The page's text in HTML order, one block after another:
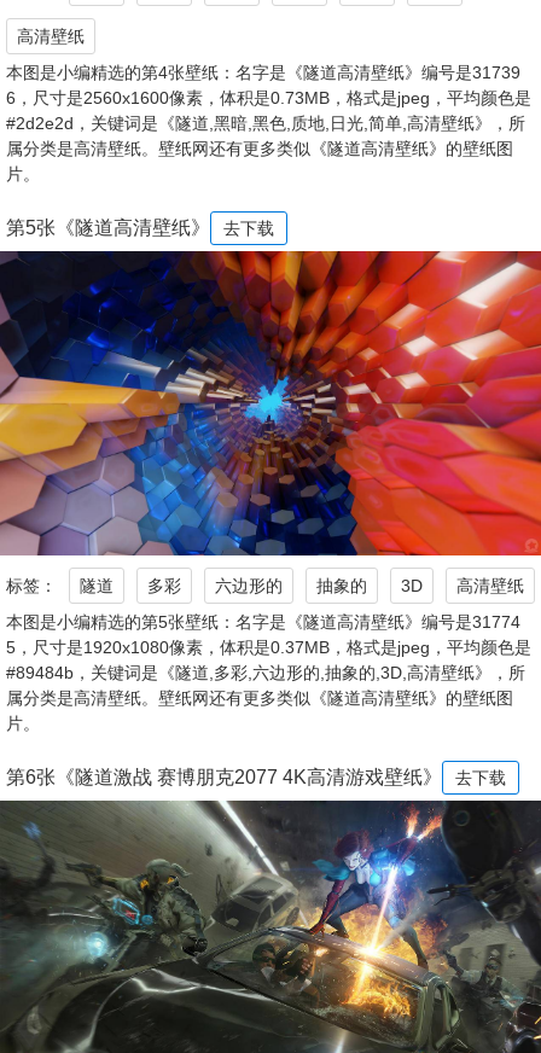
高清壁纸
本图是小编精选的第4张壁纸：名字是《隧道高清壁纸》编号是31739
6，尺寸是2560x1600像素，体积是0.73MB，格式是jpeg，平均颜色是
#2d2e2d，关键词是《隧道,黑暗,黑色,质地,日光,简单,高清壁纸》，所
属分类是高清壁纸。壁纸网还有更多类似《隧道高清壁纸》的壁纸图
片。
第5张《隧道高清壁纸》 去下载
标签： 隧道 多彩 六边形的 抽象的 3D
高清壁纸
本图是小编精选的第5张壁纸：名字是《隧道高清壁纸》编号是31774
5，尺寸是1920x1080像素，体积是0.37MB，格式是jpeg，平均颜色是
#89484b，关键词是《隧道,多彩,六边形的,抽象的,3D,高清壁纸》，所
属分类是高清壁纸。壁纸网还有更多类似《隧道高清壁纸》的壁纸图
片。
第6张《隧道激战 赛博朋克2077 4K高清游戏壁纸》 去下载